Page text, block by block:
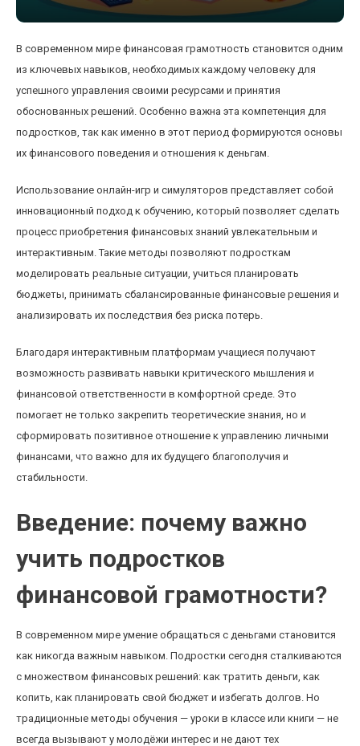
В современном мире финансовая грамотность становится одним
из ключевых навыков, необходимых каждому человеку для
успешного управления своими ресурсами и принятия
обоснованных решений. Особенно важна эта компетенция для
подростков, так как именно в этот период формируются основы
их финансового поведения и отношения к деньгам.
Использование онлайн-игр и симуляторов представляет собой
инновационный подход к обучению, который позволяет сделать
процесс приобретения финансовых знаний увлекательным и
интерактивным. Такие методы позволяют подросткам
моделировать реальные ситуации, учиться планировать
бюджеты, принимать сбалансированные финансовые решения и
анализировать их последствия без риска потерь.
Благодаря интерактивным платформам учащиеся получают
возможность развивать навыки критического мышления и
финансовой ответственности в комфортной среде. Это
помогает не только закрепить теоретические знания, но и
сформировать позитивное отношение к управлению личными
финансами, что важно для их будущего благополучия и
стабильности.
Введение: почему важно
учить подростков
финансовой грамотности?
В современном мире умение обращаться с деньгами становится
как никогда важным навыком. Подростки сегодня сталкиваются
с множеством финансовых решений: как тратить деньги, как
копить, как планировать свой бюджет и избегать долгов. Но
традиционные методы обучения — уроки в классе или книги — не
всегда вызывают у молодёжи интерес и не дают тех